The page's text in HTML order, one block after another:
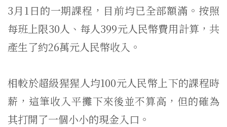
3月1日的一期課程，目前均已全部額滿。按照
每班上限30人、每人399元人民幣費用計算，共
產生了約26萬元人民幣收入。
相較於超級猩猩人均100元人民幣上下的課程時
薪，這筆收入平攤下來後並不算高，但的確為
其打開了一個小小的現金入口。